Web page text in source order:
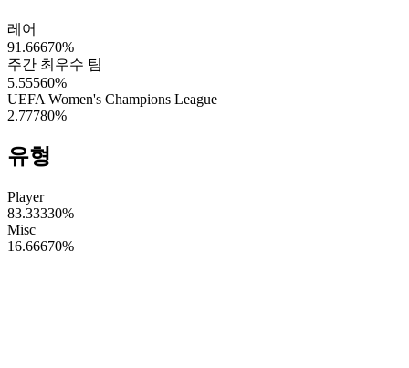
레어
91.66670%
주간 최우수 팀
5.55560%
UEFA Women's Champions League
2.77780%
유형
Player
83.33330%
Misc
16.66670%